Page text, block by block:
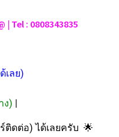
| Tel : 0808343835
เลย)
ง) |
ติดต่อ) ได้เลยครับ 🌟